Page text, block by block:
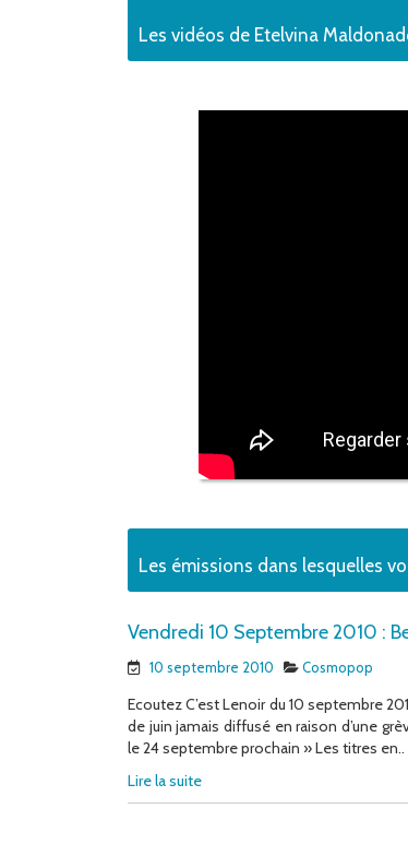
Les vidéos de Etelvina
Les émissions dans lesquelles
Vendredi 10 Septembre 2010 :
10 septembre 2010 Cosmopop
Ecoutez C’est Lenoir du 10 septembre
de juin jamais diffusé en raison d’une
le 24 septembre prochain » Les titres en..
Lire la suite